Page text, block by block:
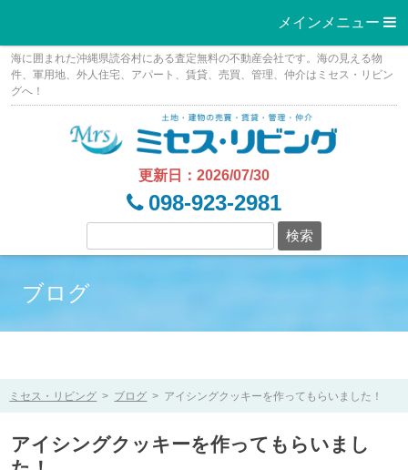
メインメニュー 
Skip
content
海に囲まれた沖縄県読谷村にある査定無料の不動産会社です。海の見える物
件、軍用地、外人住宅、アパート、賃貸、売買、管理、仲介はミセス・リビン
グへ！
更新日：2026/07/30
098-923-2981
ブログ
ミセス・リビング > ブログ > アイシングクッキーを作ってもらいました！
アイシングクッキーを作ってもらいまし